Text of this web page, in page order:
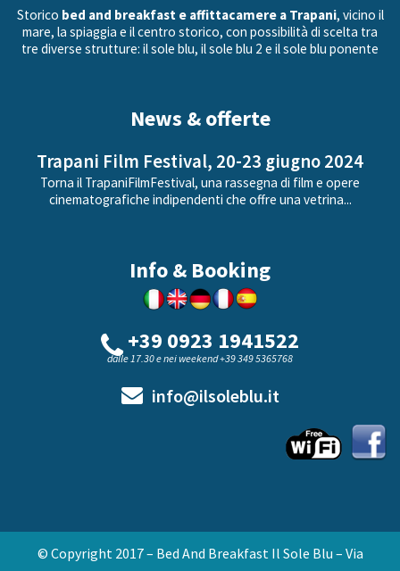
Storico bed and breakfast e affittacamere a Trapani, vicino il
mare, la spiaggia e il centro storico, con possibilità di scelta tra
tre diverse strutture: il sole blu, il sole blu 2 e il sole blu ponente
News & offerte
Trapani Film Festival, 20-23 giugno 2024
Torna il TrapaniFilmFestival, una rassegna di film e opere
cinematografiche indipendenti che offre una vetrina...
Info & Booking
+39 0923 1941522
dalle 17.30 e nei weekend +39 349 5365768
info@ilsoleblu.it
© Copyright 2017 – Bed And Breakfast Il Sole Blu – Via